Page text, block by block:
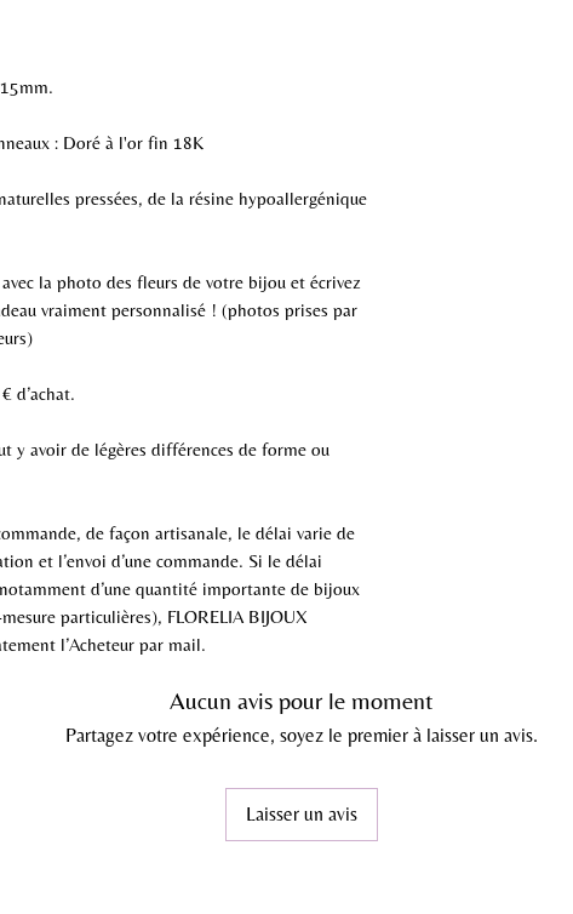
: Doré à l'or fin 18K
pressées, de la résine hypoallergénique
la photo des fleurs de votre bijou et écrivez
vraiment personnalisé ! (photos prises par
d’achat.
y avoir de légères différences de forme ou
de façon artisanale, le délai varie de
et l’envoi d’une commande. Si le délai
d’une quantité importante de bijoux
particulières), FLORELIA BIJOUX
l’Acheteur par mail.
Aucun avis pour le moment
Partagez votre expérience, soyez le premier à laisser un avis.
Laisser un avis